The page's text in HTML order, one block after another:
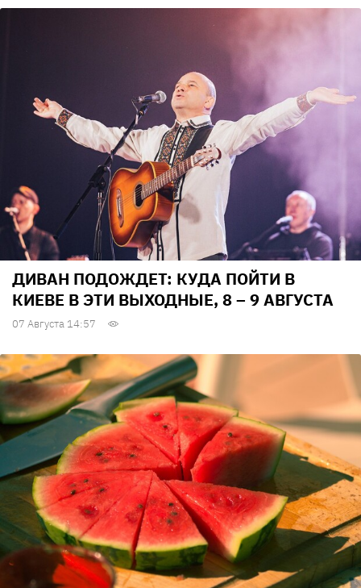
ДИВАН ПОДОЖДЕТ: КУДА ПОЙТИ В
КИЕВЕ В ЭТИ ВЫХОДНЫЕ, 8 – 9 АВГУСТА
07 Августа 14:57